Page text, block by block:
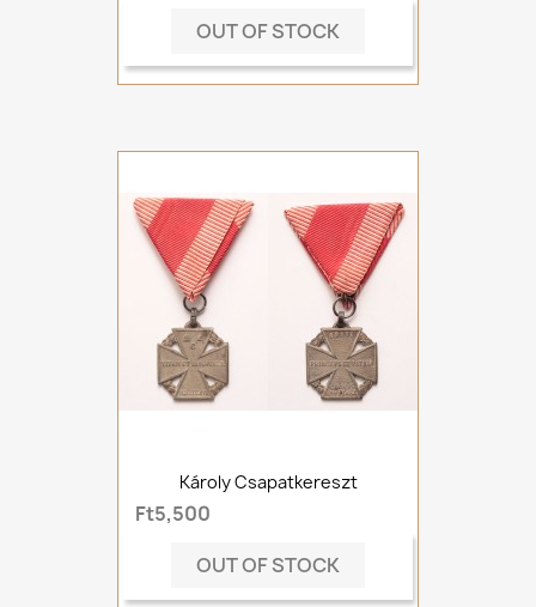
OUT OF STOCK
Károly Csapatkereszt
Ft5,500
OUT OF STOCK